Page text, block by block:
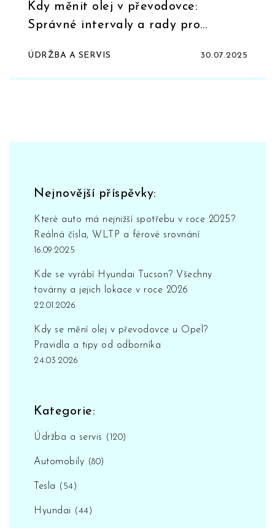
Kdy měnit olej v převodovce:
Správné intervaly a rady pro
ÚDRŽBA A SERVIS 30.07.2025
Nejnovější příspěvky:
Které auto má nejnižší spotřebu v roce 2025?
Reálná čísla, WLTP a férové srovnání
16.09.2025
Kde se vyrábí Hyundai Tucson? Všechny
továrny a jejich lokace v roce 2026
22.01.2026
Kdy se mění olej v převodovce u Opel?
Pravidla a tipy od odborníka
24.03.2026
Kategorie:
Údržba a servis (120)
Automobily (80)
Tesla (54)
Hyundai (44)